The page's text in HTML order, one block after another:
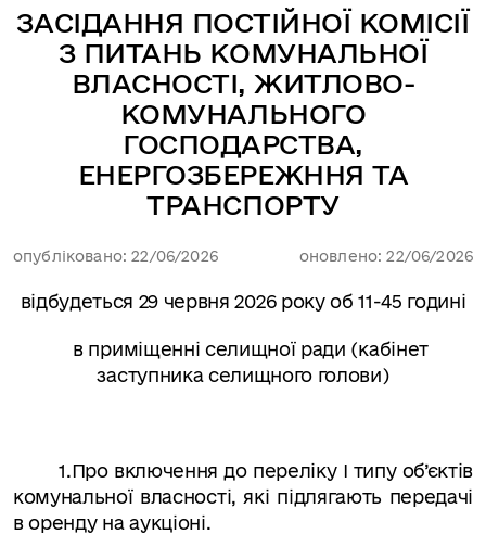
ЗАСІДАННЯ ПОСТІЙНОЇ КОМІСІЇ
З ПИТАНЬ КОМУНАЛЬНОЇ
ВЛАСНОСТІ, ЖИТЛОВО-
КОМУНАЛЬНОГО
ГОСПОДАРСТВА,
ЕНЕРГОЗБЕРЕЖННЯ ТА
ТРАНСПОРТУ
опубліковано: 22/06/2026 оновлено: 22/06/2026
відбудеться 29 червня 2026 року об 11-45 годині
в приміщенні селищної ради (кабінет
заступника селищного голови)
1.Про включення до переліку І типу об’єктів
комунальної власності, які підлягають передачі
в оренду на аукціоні.